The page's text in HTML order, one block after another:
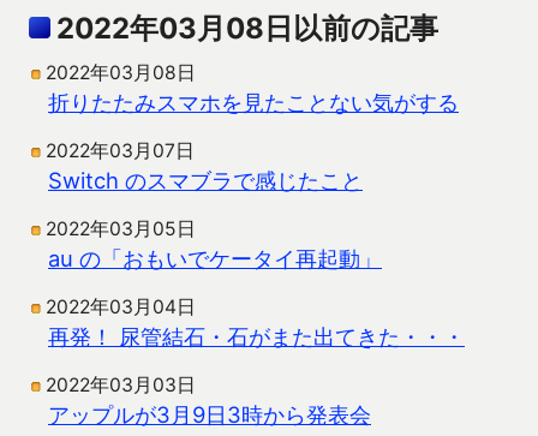
2022年03月08日以前の記事
2022年03月08日
折りたたみスマホを見たことない気がする
2022年03月07日
Switch のスマブラで感じたこと
2022年03月05日
au の「おもいでケータイ再起動」
2022年03月04日
再発！ 尿管結石・石がまた出てきた・・・
2022年03月03日
アップルが3月9日3時から発表会